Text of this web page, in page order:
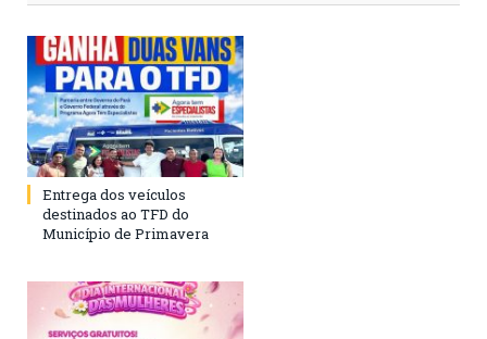
Entrega dos veículos
destinados ao TFD do
Município de Primavera